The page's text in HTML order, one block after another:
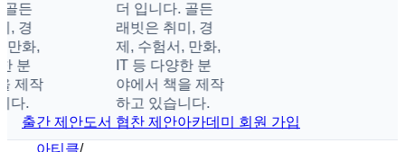
든
경
화,
분
제작
.
더 입니다. 골든
래빗은 취미, 경
제, 수험서, 만화,
IT 등 다양한 분
야에서 책을 제작
하고 있습니다.
출간 제안도서 협찬 제안아카데미 회원 가입
아티클/